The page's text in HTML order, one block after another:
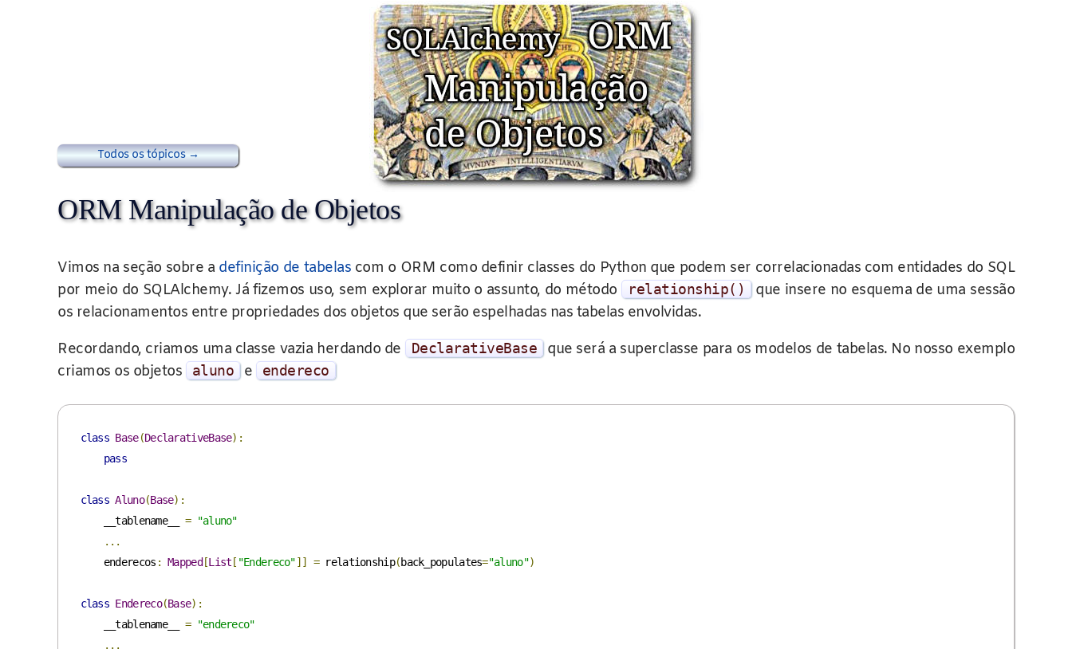
Todos os tópicos →
ORM Manipulação de Objetos
Vimos na seção sobre a definição de tabelas com o ORM como definir classes do Python que podem ser correlacionadas com entidades do SQL
por meio do SQLAlchemy. Já fizemos uso, sem explorar muito o assunto, do método
relationship()
que insere no esquema de uma sessão
os relacionamentos entre propriedades dos objetos que serão espelhadas nas tabelas envolvidas.
Recordando, criamos uma classe vazia herdando de
DeclarativeBase
que será a superclasse para os modelos de tabelas. No nosso exemplo
criamos os objetos
aluno e endereco
class Base(DeclarativeBase):
pass
class Aluno(Base):
    __tablename__
=
"aluno"
...
    enderecos
: Mapped [List [ "Endereco"]] = relationship(back_populates="aluno")
class Endereco(Base):
    __tablename__
=
"endereco"
...